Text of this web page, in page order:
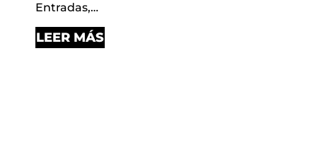
Entradas,…
LEER MÁS